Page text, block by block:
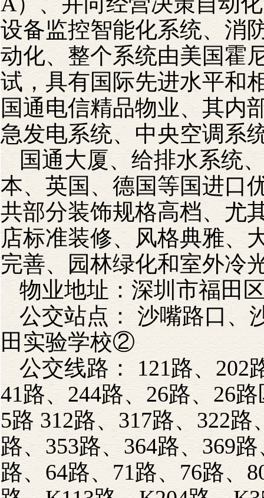
设备监控智能化系统、消
动化、整个系统由美国霍
试，具有国际先进水平和
国通电信精品物业、其内
急发电系统、中央空调系
国通大厦、给排水系统
本、英国、德国等国进口
共部分装饰规格高档、尤
店标准装修、风格典雅、
完善、园林绿化和室外冷
物业地址：深圳市
公交站点： 沙嘴路口、
田实验学校②
公交线路： 121路、202
41路、244路、26路、26
5路 312路、317路、322
路、353路、364路、369
路、64路、71路、76路、